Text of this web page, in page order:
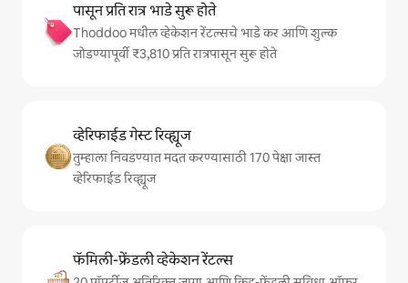
पासून प्रति रात्र भाडे सुरू होते
Thoddoo मधील व्हेकेशन रेंटल्सचे भाडे कर आणि शुल्क
जोडण्यापूर्वी ₹3,810 प्रति रात्रपासून सुरू होते
व्हेरिफाईड गेस्ट रिव्ह्यूज
तुम्हाला निवडण्यात मदत करण्यासाठी 170 पेक्षा जास्त
व्हेरिफाईड रिव्ह्यूज
फॅमिली-फ्रेंडली व्हेकेशन रेंटल्स